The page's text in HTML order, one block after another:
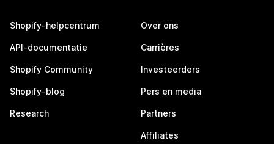
Shopify-helpcentrum
API-documentatie
Shopify Community
Shopify-blog
Research
Over ons
Carrières
Investeerders
Pers en media
Partners
Affiliates